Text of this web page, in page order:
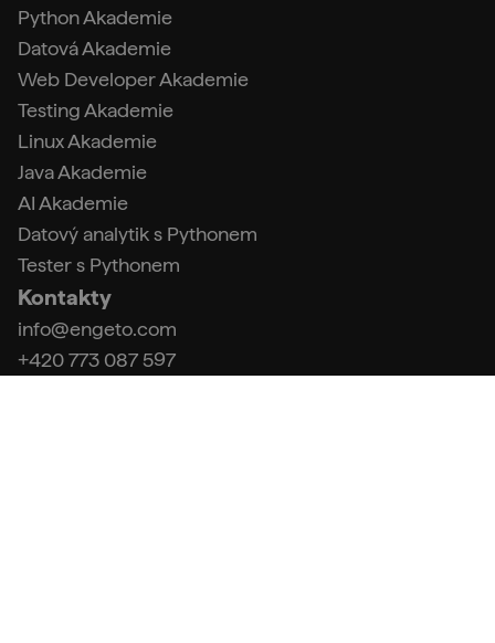
Python Akademie
Datová Akademie
Web Developer Akademie
Testing Akademie
Linux Akademie
Java Akademie
AI Akademie
Datový analytik s Pythonem
Tester s Pythonem
Kontakty
info@engeto.com
+420 773 087 597